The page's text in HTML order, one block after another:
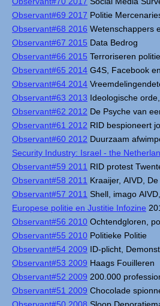
Observant#69 2017 Politie
Observant#68 2016 Wetenschappers
Observant#67 2015 Data Bedrog
Observant#66 2015 Terroriseren
Observant#65 2014 G4S, Facebook
Observant#64 2014
Observant#63 2013 Ideologische
Observant#62 2012 De Psyche van
Observant#61 2012 RID bespioneert
Observant#60 2012 Duurzaam
Security Industry: Israel - the
Observant#59 2011 RID protest
Observant#58 2011 Kraaijer, AIVD,
Observant#57 2011 Shell, imago
Europese politie en Justitie Infozine
Observant#56 2010 Ochtendgloren,
Observant#55 2010 Politieke Politie
Observant#54 2009 ID-plicht,
Observant#53 2009 Haags Fouilleren
Observant#52 2009 200.000
Observant#51 2009 Chocolade